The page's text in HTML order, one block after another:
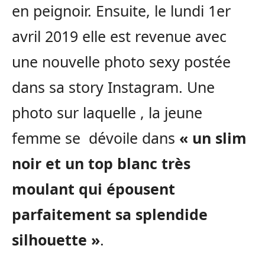
en peignoir. Ensuite, le lundi 1er
avril 2019 elle est revenue avec
une nouvelle photo sexy postée
dans sa story Instagram. Une
photo sur laquelle , la jeune
femme se dévoile dans « un slim
noir et un top blanc très
moulant qui épousent
parfaitement sa splendide
silhouette ».